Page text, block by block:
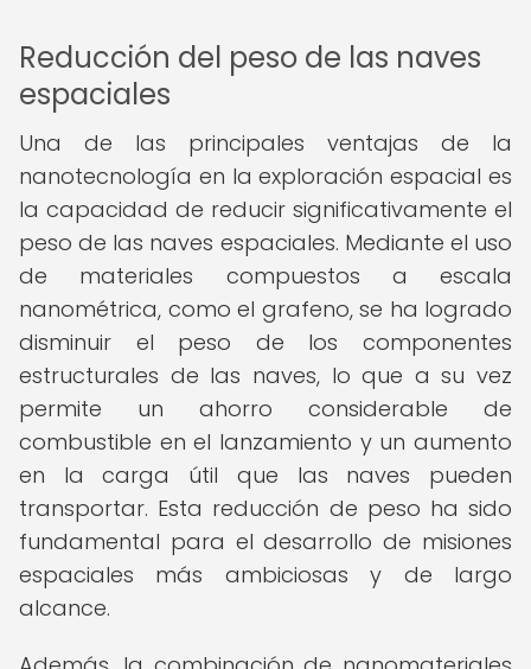
Reducción del peso de las naves
espaciales
Una de las principales ventajas de la
nanotecnología en la exploración espacial es
la capacidad de reducir significativamente el
peso de las naves espaciales. Mediante el uso
de materiales compuestos a escala
nanométrica, como el grafeno, se ha logrado
disminuir el peso de los componentes
estructurales de las naves, lo que a su vez
permite un ahorro considerable de
combustible en el lanzamiento y un aumento
en la carga útil que las naves pueden
transportar. Esta reducción de peso ha sido
fundamental para el desarrollo de misiones
espaciales más ambiciosas y de largo
alcance.